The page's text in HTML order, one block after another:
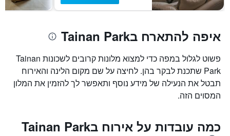
איפה להתארח בTainan Park
פשוט לגלול במפה כדי למצוא מלונות קרובים לשכונות Tainan
Park שתכנת לבקר בהן. לחיצה על שם מקום הלינה והאירוח
תבטל את הנעילה של מידע נוסף ותאפשר לך להזמין את המלון
המסוים הזה.
כמה עובדות על אירוח בTainan Park